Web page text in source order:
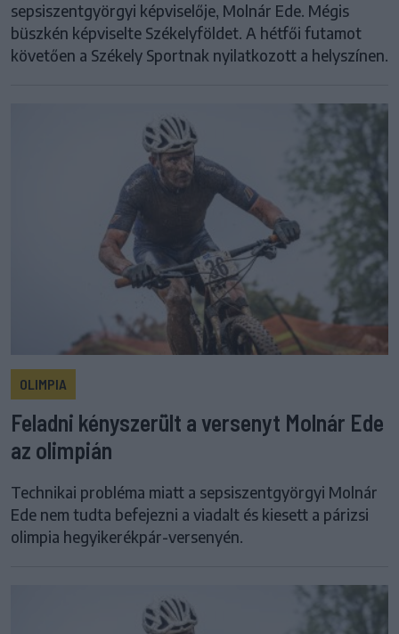
sepsiszentgyörgyi képviselője, Molnár Ede. Mégis
büszkén képviselte Székelyföldet. A hétfői futamot
követően a Székely Sportnak nyilatkozott a helyszínen.
OLIMPIA
Feladni kényszerült a versenyt Molnár Ede
az olimpián
Technikai probléma miatt a sepsiszentgyörgyi Molnár
Ede nem tudta befejezni a viadalt és kiesett a párizsi
olimpia hegyikerékpár-versenyén.